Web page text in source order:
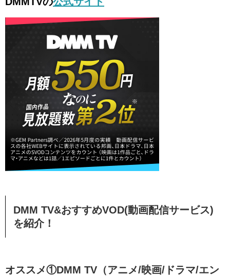
DMM TV&おすすめVOD(動画配信サービス)
を紹介！
オススメ①DMM TV（アニメ/映画/ドラマ/エン